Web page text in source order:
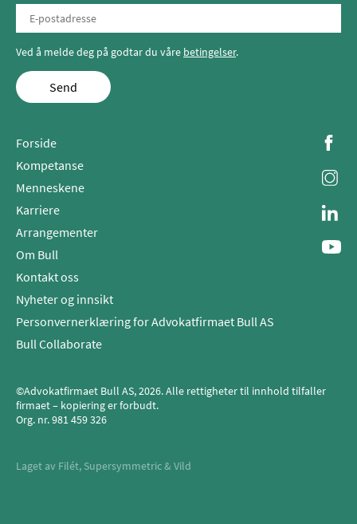
Ved å melde deg på godtar du våre betingelser.
Send
Forside
Kompetanse
Menneskene
Karriere
Arrangementer
Om Bull
Kontakt oss
Nyheter og innsikt
Personvernerklæring for Advokatfirmaet Bull AS
Bull Collaborate
©Advokatfirmaet Bull AS, 2026. Alle rettigheter til innhold tilfaller
firmaet – kopiering er forbudt.
Org. nr.981 459 326
Laget av Filét, Supersymmetric& Vild